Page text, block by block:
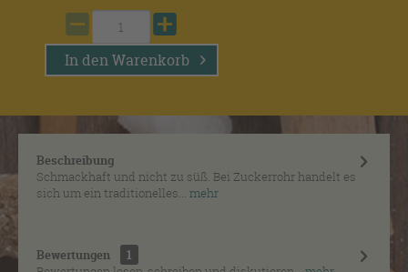
In denWarenkorb
Beschreibung
Schmackhaft und nicht zu süß. Bei Zuckerrohr handelt es
sich um ein traditionelles... mehr
Bewertungen
1